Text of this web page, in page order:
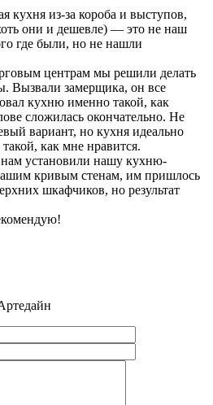
кухня из-за короба и выступов,
они и дешевле) — это не наш
где были, но не нашли
центрам мы решили делать
Вызвали замерщика, он все
кухню именно такой, как
сложилась окончательно. Не
вариант, но кухня идеально
как мне нравится.
установили нашу кухню-
кривым стенам, им пришлось
шкафчиков, но результат